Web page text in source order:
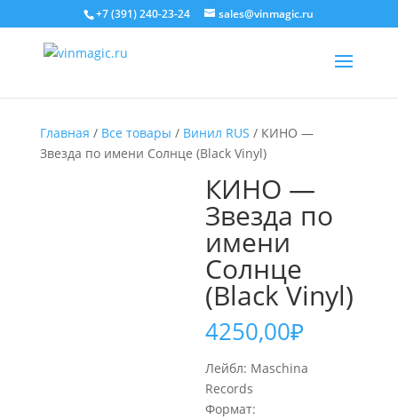
+7 (391) 240-23-24 sales@vinmagic.ru
Главная / Все товары / Винил RUS / КИНО —
Звезда по имени Солнце (Black Vinyl)
КИНО —
Звезда по
имени
Солнце
(Black Vinyl)
4250,00₽
Лейбл: Maschina
Records
Формат: